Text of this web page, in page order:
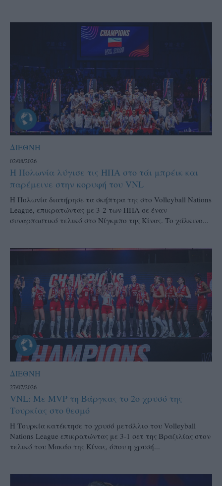
ΔΙΕΘΝΗ
02/08/2026
Η Πολωνία λύγισε τις ΗΠΑ στο τάι μπρέικ και
παρέμεινε στην κορυφή του VNL
Η Πολωνία διατήρησε τα σκήπτρα της στο Volleyball Nations
League, επικρατώντας με 3-2 των ΗΠΑ σε έναν
συναρπαστικό τελικό στο Νίγκμπο της Κίνας. Το χάλκινο...
ΔΙΕΘΝΗ
27/07/2026
VNL: Με MVP τη Βάργκας το 2ο χρυσό της
Τουρκίας στο θεσμό
H Τουρκία κατέκτησε το χρυσό μετάλλιο του Volleyball
Nations League επικρατώντας με 3-1 σετ της Βραζιλίας στον
τελικό του Μακάο της Κίνας, όπου η χρυσή...